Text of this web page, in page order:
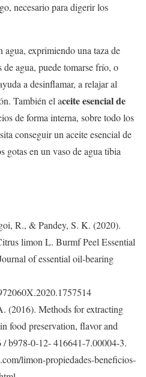
necesario para digerir los
exprimiendo una taza de
agua, puede tomarse frío, o
a desinflamar, a relajar al
También el aceite esencial de
de forma interna, sobre todo los
conseguir un aceite esencial de
gotas en un vaso de agua tibia
R., & Pandey, S. K. (2020).
limon L. Burmf Peel Essential
of essential oil-bearing
(2016). Methods for extracting
food preservation, flavor and
b978-0-12- 416641-7.00004-3.
limon-propiedades-beneficios-